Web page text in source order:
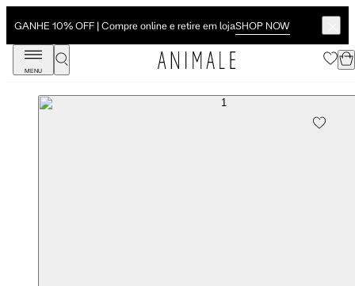
GANHE 10% OFF | Compre online e retire em lojaSHOP NOW
MENU